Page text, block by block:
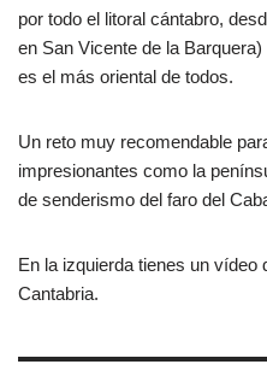
por todo el litoral cántabro,
en San Vicente de la
es el más oriental de todos.
Un reto muy recomendable
impresionantes como la
de senderismo del faro del
En la izquierda tienes un vídeo
Cantabria.